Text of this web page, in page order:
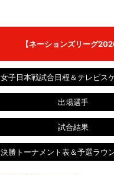
【ネーションズリーグ
女子日本戦試合日程＆テレビス
出場選手
試合結果
決勝トーナメント表＆予選ラウ